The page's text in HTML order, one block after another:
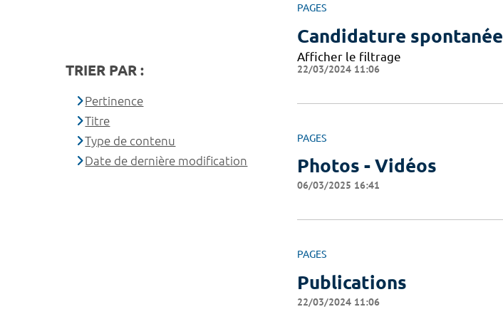
PAGES
Candidature spontanée
Afficher le filtrage
22/03/2024 11:06
PAGES
Photos - Vidéos
06/03/2025 16:41
PAGES
Publications
22/03/2024 11:06
TRIER PAR :
Pertinence
Titre
Type de contenu
Date de dernière modification